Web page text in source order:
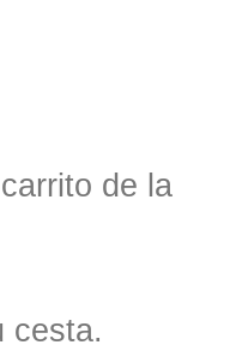
de la
cesta.